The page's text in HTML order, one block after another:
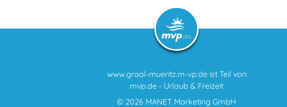
www.graal-mueritz.m-vp.de ist Teil von
mvp.de - Urlaub & Freizeit
© 2026 MANET Marketing GmbH